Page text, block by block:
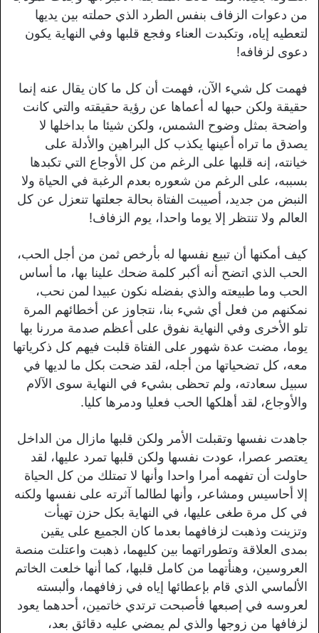
من دعوات الزفاف بنفس الطرد الذي حملته بين يديها
لتعطيه إياه، وتكبدت العناء وفجع قلبها وفي النهاية يكون
دعوى لزفافه!
فهمت كل شيء الآن، فهمت أن كل ما كان يقال عنه إنما
حقيقة ولكن حبها له أعماها عن رؤية حقيقته والتي كانت
واضحة بمثل وضوح الشمس، ولكن شيئا ما بداخلها لا
يصدق ما تراه أعينها يكذب كل البراهين والأدلة على
خيانته، إنه قلبها على الرغم من كل الأوجاع التي تكبدها
بسببه، على الرغم من شعوره بعدم الرغبة في الحياة ولا
النبض من جديد، أصيبت الفتاة بحالة جعلتها تنعزل عن كل
العالم ولا تنتظر إلا يوما واحدا، يوم الزفاف!
كيف أمكنها أن تبيع نفسها له بأرخص ثمن من أجل الحب،
الحب الذي اتضح أنه أكبر كلمة ضحك علينا بها، ما أساس
الحب وما طبيعته والذي بفضله نكون عبيدا لمن نحب،
نمكنهم من فعل أي شيء بنا، نتجاوز عن أخطائهم المرة
تلو الأخرى وفي النهاية نفوق على أعظم صدمة مررنا بها
يوما، مضت عدة شهور على الفتاة قلبت فيهم كل ذكرياتها
معه، كل تضحياتها من أجله، لقد ضحت بكل ما لديها في
سبيل سعادته، ولم تحظى بشيء في النهاية سوى الآلام
والأوجاع، لقد أهلكها الحب فعليا ودمرها كليا.
جاهدت نفسها وتقبلت الأمر ولكن قلبها مازال من الداخل
يعتصر عصرا، عودت نفسها ولكن قلبها تمرد عليها، لقد
حاولت أن تفهمه أمرا واحدا وأنها لا تمتلك من كل الحياة
إلا أحاسيس ومشاعر، وأنها لطالما آثرته على نفسها ولكنه
في كل مرة طغى عليها، في النهاية بكل حزن تهيأت
وتزينت وذهبت لزفافهما بعدما كان الجميع على يقين
بمدى العلاقة وتطوراتهما بين كليهما، ذهبت واعتلت منصة
العروسين، وهنأتهما من كامل قلبها، كما أنها خلعت الخاتم
الألماسي الذي قام بإعطائها إياه في زفافهما، وألبسته
لعروسه في إصبعها فأصبحت ترتدي خاتمين، أحدهما يعود
لزفافها من زوجها والذي لم يمضي عليه دقائق بعد،